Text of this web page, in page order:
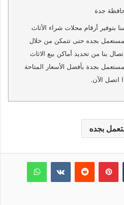
جدة
بتوفير أرقام محلات شراء الأثاث
بجده حتى تتمكن من خلال
بنا من تحديد أماكن بيع الاثاث
بجدة بأفضل الأسعار المتاحة
اتصل الآن.
بجده
بينتيريست واتساب